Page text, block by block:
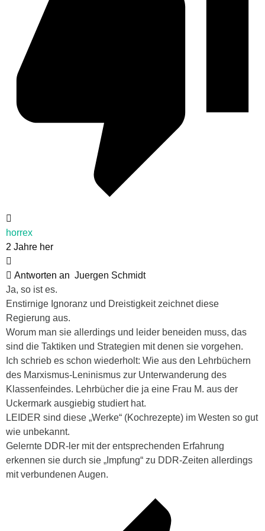
horrex
2 Jahre her
Antworten an Juergen Schmidt
Ja, so ist es.
Enstirnige Ignoranz und Dreistigkeit zeichnet diese
Regierung aus.
Worum man sie allerdings und leider beneiden muss, das
sind die Taktiken und Strategien mit denen sie vorgehen.
Ich schrieb es schon wiederholt: Wie aus den Lehrbüchern
des Marxismus-Leninismus zur Unterwanderung des
Klassenfeindes. Lehrbücher die ja eine Frau M. aus der
Uckermark ausgiebig studiert hat.
LEIDER sind diese „Werke“ (Kochrezepte) im Westen so gut
wie unbekannt.
Gelernte DDR-ler mit der entsprechenden Erfahrung
erkennen sie durch sie „Impfung“ zu DDR-Zeiten allerdings
mit verbundenen Augen.